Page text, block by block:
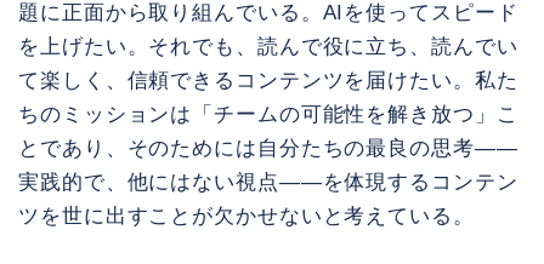
題に正面から取り組んでいる。AIを使ってスピード
を上げたい。それでも、読んで役に立ち、読んでい
て楽しく、信頼できるコンテンツを届けたい。私た
ちのミッションは「チームの可能性を解き放つ」こ
とであり、そのためには自分たちの最良の思考——
実践的で、他にはない視点——を体現するコンテン
ツを世に出すことが欠かせないと考えている。